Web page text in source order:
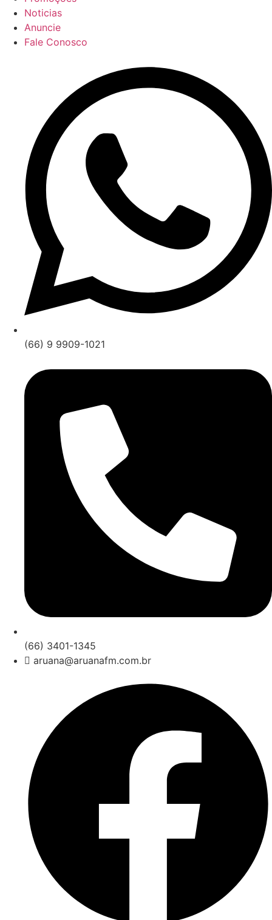
Noticias
Anuncie
Fale Conosco
(66) 9 9909-1021
(66) 3401-1345
aruana@aruanafm.com.br